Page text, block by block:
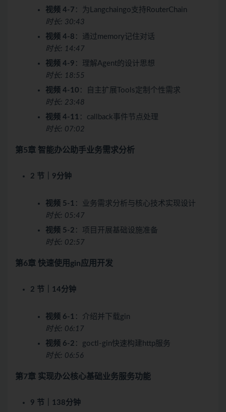
视频 4-7 ：为Langchaingo支持RouterChain
时长: 30:43
视频 4-8 ：通过memory记住对话
时长: 14:47
视频 4-9 ：理解Agent的设计思想
时长: 18:55
视频 4-10 ：自主扩展Tools定制个性需求
时长: 23:48
视频 4-11 ：callback事件节点处理
时长: 07:02
第5章 智能办公助手业务需求分析
2 节｜9分钟
视频 5-1 ：业务需求分析与核心技术实现设计
时长: 05:47
视频 5-2 ：项目开展基础设施准备
时长: 02:57
第6章 快速使用gin应用开发
2 节｜14分钟
视频 6-1 ：介绍并下载gin
时长: 06:17
视频 6-2 ：goctl-gin快速构建http服务
时长: 06:56
第7章 实现办公核心基础业务服务功能
9 节｜138分钟